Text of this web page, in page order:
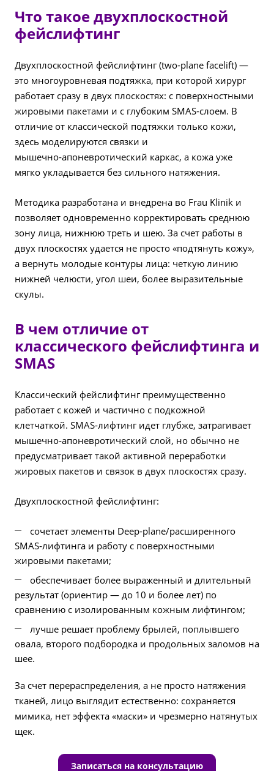
Что такое двухплоскостной
фейслифтинг
Двухплоскостной фейслифтинг (two‑plane facelift) —
это многоуровневая подтяжка, при которой хирург
работает сразу в двух плоскостях: с поверхностными
жировыми пакетами и с глубоким SMAS‑слоем. В
отличие от классической подтяжки только кожи,
здесь моделируются связки и
мышечно‑апоневротический каркас, а кожа уже
мягко укладывается без сильного натяжения.
Методика разработана и внедрена во Frau Klinik и
позволяет одновременно корректировать среднюю
зону лица, нижнюю треть и шею. За счет работы в
двух плоскостях удается не просто «подтянуть кожу»,
а вернуть молодые контуры лица: четкую линию
нижней челюсти, угол шеи, более выразительные
скулы.
В чем отличие от
классического фейслифтинга и
SMAS
Классический фейслифтинг преимущественно
работает с кожей и частично с подкожной
клетчаткой. SMAS‑лифтинг идет глубже, затрагивает
мышечно‑апоневротический слой, но обычно не
предусматривает такой активной переработки
жировых пакетов и связок в двух плоскостях сразу.
Двухплоскостной фейслифтинг:
сочетает элементы Deep‑plane/расширенного
SMAS‑лифтинга и работу с поверхностными
жировыми пакетами;
обеспечивает более выраженный и длительный
результат (ориентир — до 10 и более лет) по
сравнению с изолированным кожным лифтингом;
лучше решает проблему брылей, поплывшего
овала, второго подбородка и продольных заломов на
шее.
За счет перераспределения, а не просто натяжения
тканей, лицо выглядит естественно: сохраняется
мимика, нет эффекта «маски» и чрезмерно натянутых
щек.
Записаться на консультацию